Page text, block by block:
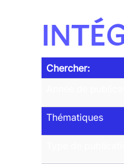
Chercher:
Thématiques